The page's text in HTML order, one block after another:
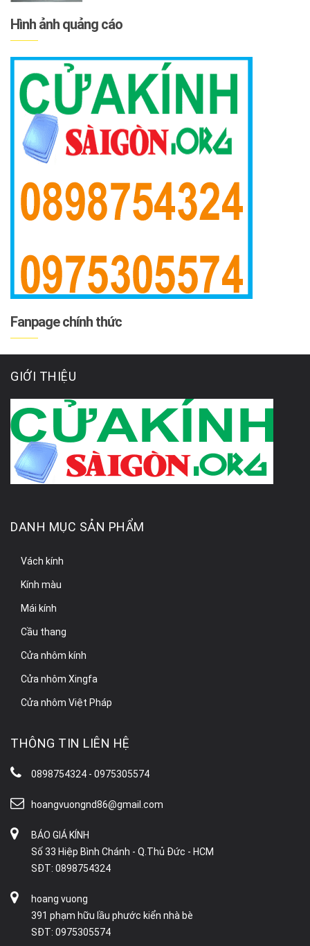
Hình ảnh quảng cáo
Fanpage chính thức
GIỚI THIỆU
DANH MỤC SẢN PHẨM
Vách kính
Kính màu
Mái kính
Cầu thang
Cửa nhôm kính
Cửa nhôm Xingfa
Cửa nhôm Việt Pháp
THÔNG TIN LIÊN HỆ
0898754324 - 0975305574
hoangvuongnd86@gmail.com
BÁO GIÁ KÍNH
Số 33 Hiệp Bình Chánh - Q.Thủ Đức - HCM
SĐT: 0898754324
hoang vuong
391 phạm hữu lầu phước kiển nhà bè
SĐT: 0975305574